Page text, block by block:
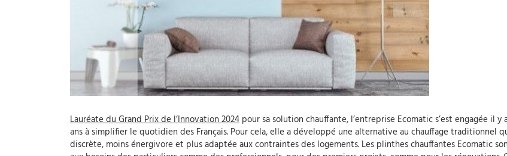
Lauréate du Grand Prix de l’Innovation 2024 pour sa solution chauffante, l’entreprise Ecomatic s’est engagée il
ans à simplifier le quotidien des Français. Pour cela, elle a développé une alternative au chauffage traditionnel
discrète, moins énergivore et plus adaptée aux contraintes des logements. Les plinthes chauffantes Ecomatic